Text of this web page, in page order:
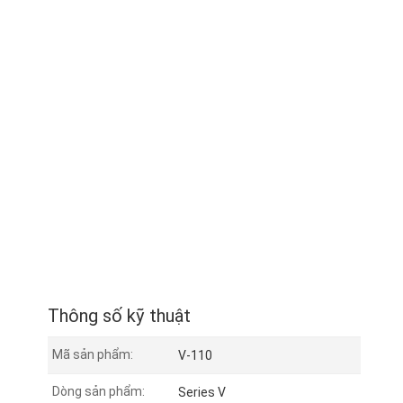
Thông số kỹ thuật
Mã sản phẩm: V-110
Dòng sản phẩm: Series V